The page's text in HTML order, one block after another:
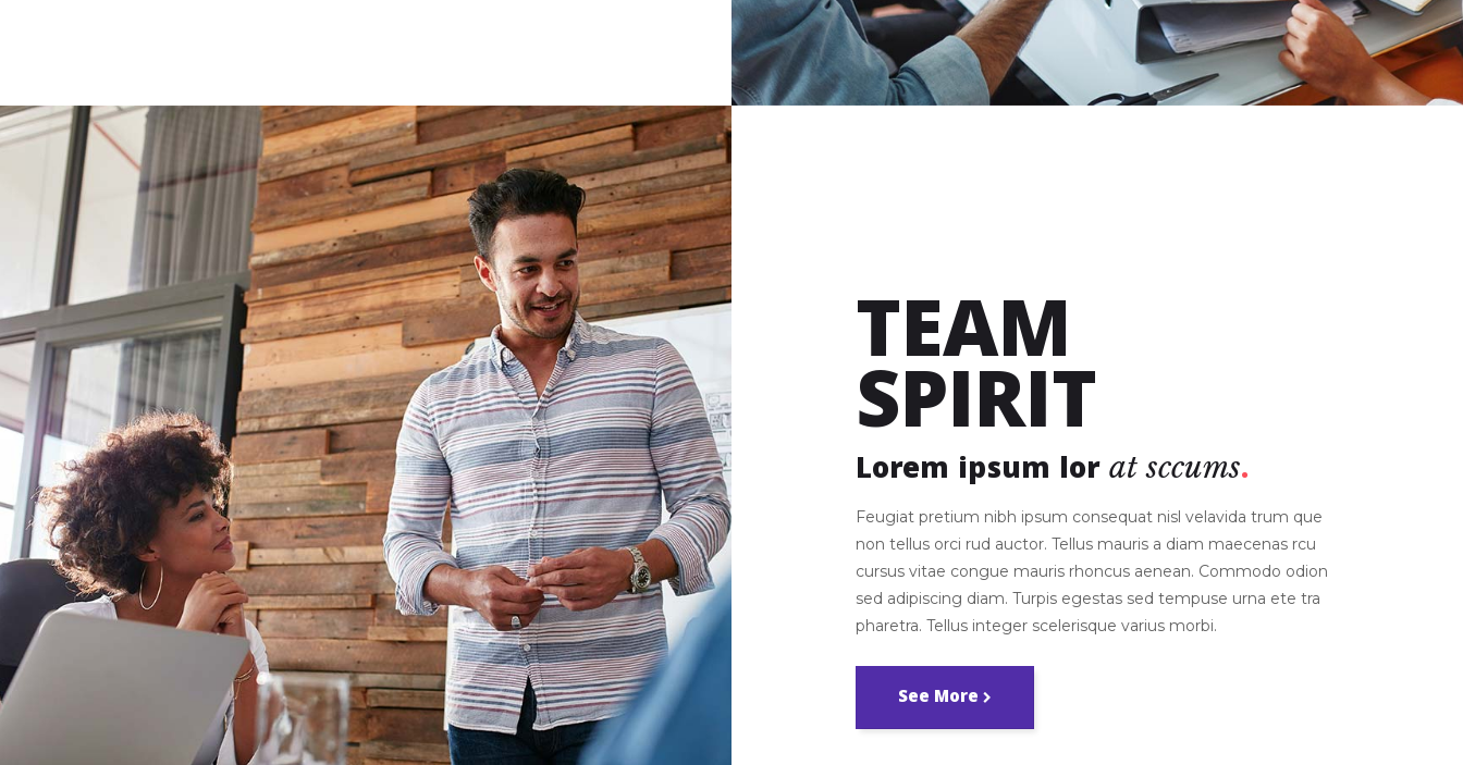
TEAM
SPIRIT
Lorem ipsum lorat sccums
Feugiat pretium nibh ipsum consequat nisl velavida trum que
non tellus orci rud auctor. Tellus mauris a diam maecenas rcu
cursus vitae congue mauris rhoncus aenean. Commodo odion
sed adipiscing diam. Turpis egestas sed tempuse urna ete tra
pharetra. Tellus integer scelerisque varius morbi.
See More